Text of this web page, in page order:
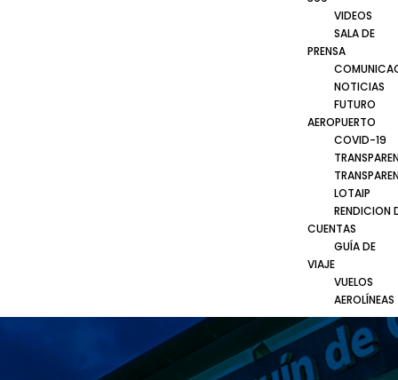
VIDEOS
SALA DE
PRENSA
NOTICIAS
FUTURO
AEROPUERTO
COVID-19
LOTAIP
RENDICION
CUENTAS
GUÍA DE
VIAJE
VUELOS
AEROLÍNEAS